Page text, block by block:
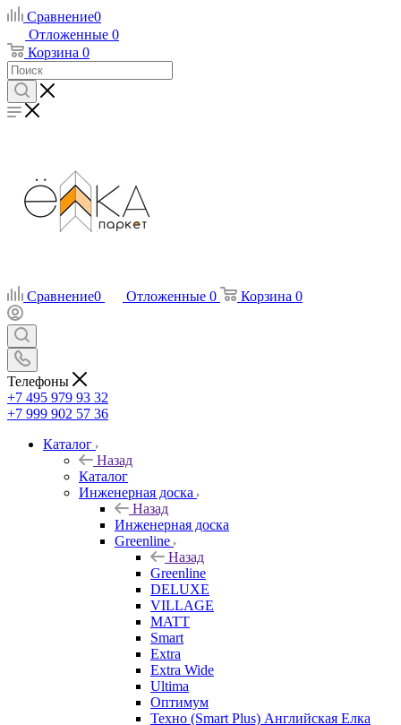
Сравнение0
Отложенные 0
Корзина 0
Сравнение0 Отложенные 0 Корзина 0
Телефоны
+7 495 979 93 32
+7 999 902 57 36
Каталог
Назад
Каталог
Инженерная доска
Назад
Инженерная доска
Greenline
Назад
Greenline
DELUXE
VILLAGE
MATT
Smart
Extra
Extra Wide
Ultima
Оптимум
Техно (Smart Plus) Английская Елка